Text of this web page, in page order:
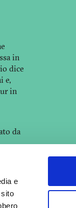
e
in
dice
e,
in
da